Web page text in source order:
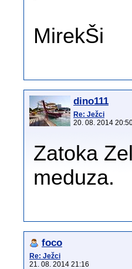
MirekŠi
dino111
Re: Ježci
20. 08. 2014
Zatoka
meduza.
foco
Re: Ježci
21. 08. 2014 21:16